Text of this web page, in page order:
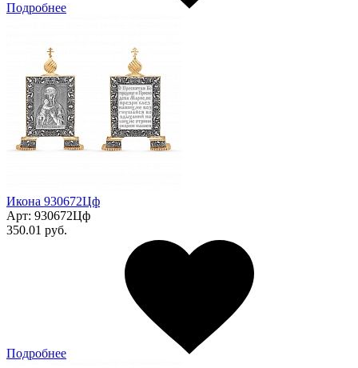
Подробнее
Икона 930672Цф
Арт: 930672Цф
350.01 руб.
Подробнее